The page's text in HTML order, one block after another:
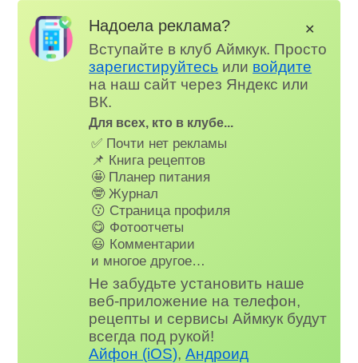
Надоела реклама?
Вступайте в клуб Аймкук. Просто
зарегистируйтесь или войдите
на наш сайт через Яндекс или
ВК.
Для всех, кто в клубе...
✅ Почти нет рекламы
📌 Книга рецептов
🤩 Планер питания
🤓 Журнал
😗 Страница профиля
😋 Фотоотчеты
😃 Комментарии
и многое другое…
Не забудьте установить наше
веб-приложение на телефон,
рецепты и сервисы Аймкук будут
всегда под рукой!
Айфон (iOS),Андроид
✕